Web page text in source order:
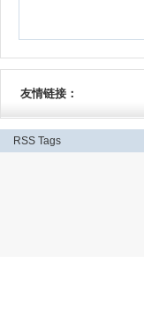
友情链接：
RSS Tags